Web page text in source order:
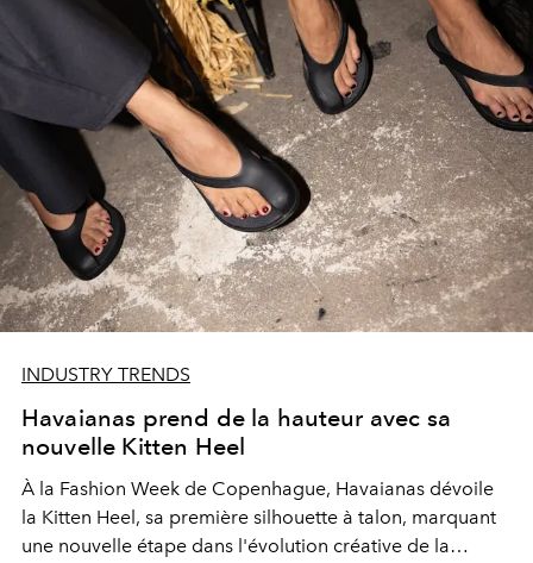
INDUSTRY TRENDS
Havaianas prend de la hauteur avec sa
nouvelle Kitten Heel
À la Fashion Week de Copenhague, Havaianas dévoile
la Kitten Heel, sa première silhouette à talon, marquant
une nouvelle étape dans l'évolution créative de la